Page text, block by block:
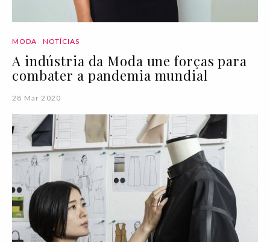
MODA NOTÍCIAS
A indústria da Moda une forças para
combater a pandemia mundial
28 Mar 2020